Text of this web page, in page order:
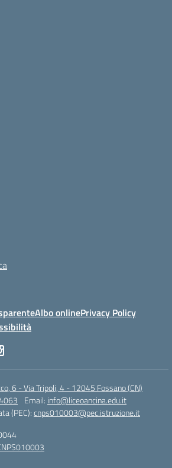
Albo onlinePrivacy Policy
6 - Via Tripoli, 4 - 12045 Fossano (CN)
Email: info@liceoancina.edu.it
(PEC):cnps010003@pec.istruzione.it